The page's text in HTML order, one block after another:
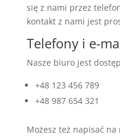
się z nami przez
kontakt z nami jest
Telefony i e-
Nasze biuro jest
+48 123 456 789
+48 987 654 321
Możesz też napisać na